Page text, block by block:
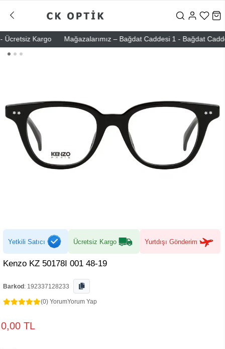
Kargo Mağazalarımız – Bağdat Caddesi 1 - Bağdat
Yetkili Satıcı Ücretsiz Kargo Yurtdışı Gönderim
Kenzo KZ 50178I 001 48-19
Barkod : 192337128233
(0) YorumYorum Yap
0,00 TL